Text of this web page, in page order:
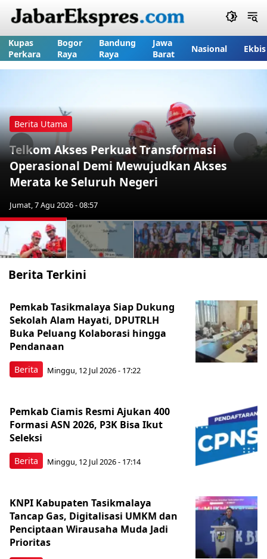
Kupas
Perkara
Bogor
Raya
Bandung
Raya
Jawa
Barat
Nasional Ekbis
Berita Utama
Telkom Akses Perkuat Transformasi
Operasional Demi Mewujudkan Akses
Merata ke Seluruh Negeri
Jumat, 7 Agu 2026 - 08:57
Previous
Berita Terkini
Berita
Pemkab Tasikmalaya Siap Dukung
Sekolah Alam Hayati, DPUTRLH
Buka Peluang Kolaborasi hingga
Pendanaan
Minggu, 12 Jul 2026 - 17:22
Berita
Pemkab Ciamis Resmi Ajukan 400
Formasi ASN 2026, P3K Bisa Ikut
Seleksi
Minggu, 12 Jul 2026 - 17:14
KNPI Kabupaten Tasikmalaya
Tancap Gas, Digitalisasi UMKM dan
Penciptaan Wirausaha Muda Jadi
Prioritas